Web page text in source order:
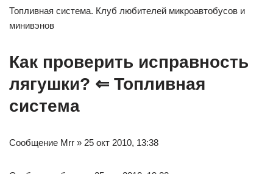
Топливная система. Клуб любителей микроавтобусов и
минивэнов
Как проверить исправность
лягушки? ⇐ Топливная
система
Сообщение Mrr » 25 окт 2010, 13:38